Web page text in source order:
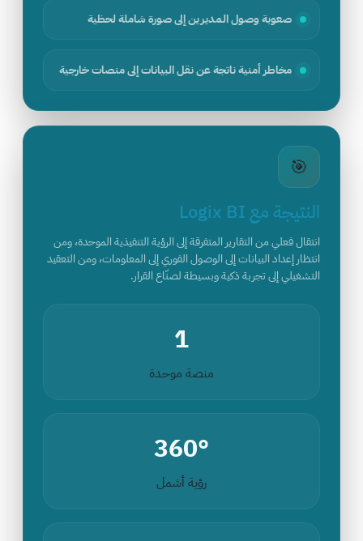
صعوبة وصول المديرين إلى صورة شاملة لحظية
مخاطر أمنية ناتجة عن نقل البيانات إلى منصات خارجية
🎯
النتيجة مع Logix BI
انتقال فعلي من التقارير المتفرقة إلى الرؤية التنفيذية الموحدة، ومن
انتظار إعداد البيانات إلى الوصول الفوري إلى المعلومات، ومن التعقيد
التشغيلي إلى تجربة ذكية وبسيطة لصنّاع القرار.
1
منصة موحدة
360°
رؤية أشمل